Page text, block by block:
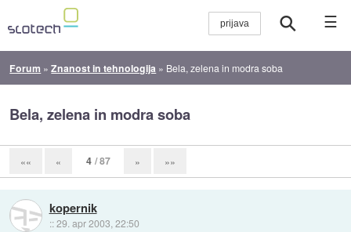
☰
Forum »Znanost in tehnologija » Bela, zelena in modra soba
Bela, zelena in modra soba
«« « 4 / 87 » »»
kopernik
::29. apr 2003, 22:50